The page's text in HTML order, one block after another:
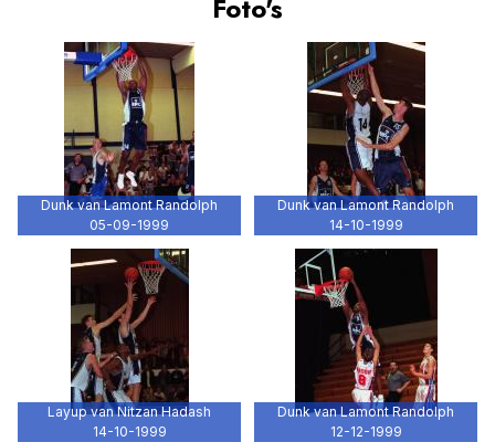
Foto's
Dunk van Lamont Randolph
05-09-1999
Dunk van Lamont Randolph
14-10-1999
Layup van Nitzan Hadash
14-10-1999
Dunk van Lamont Randolph
12-12-1999